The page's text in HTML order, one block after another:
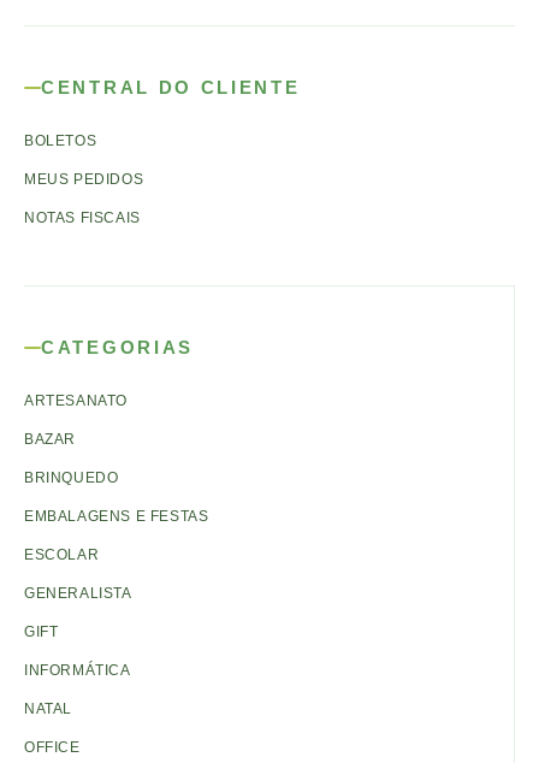
CENTRAL DO CLIENTE
BOLETOS
MEUS PEDIDOS
NOTAS FISCAIS
CATEGORIAS
ARTESANATO
BAZAR
BRINQUEDO
EMBALAGENS E FESTAS
ESCOLAR
GENERALISTA
GIFT
INFORMÁTICA
NATAL
OFFICE